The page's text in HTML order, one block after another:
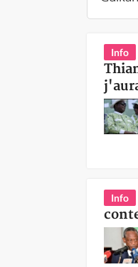
Info
Info